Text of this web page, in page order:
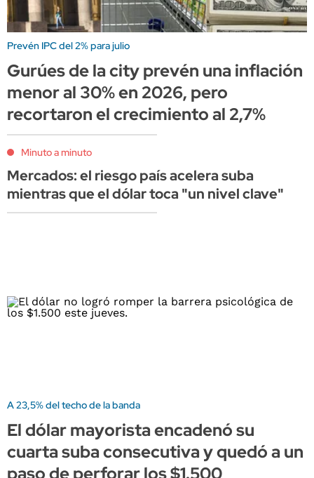
Prevén IPC del 2% para julio
Gurúes de la city prevén una inflación
menor al 30% en 2026, pero
recortaron el crecimiento al 2,7%
Minuto a minuto
Mercados: el riesgo país acelera suba
mientras que el dólar toca "un nivel clave"
A 23,5% del techo de la banda
El dólar mayorista encadenó su
cuarta suba consecutiva y quedó a un
paso de perforar los $1.500